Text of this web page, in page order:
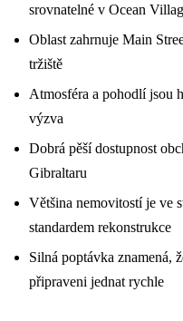
srovnatelné v Ocean
Oblast zahrnuje Main
tržiště
Atmosféra a pohodlí jsou
výzva
Dobrá pěší dostupnost
Gibraltaru
Většina nemovitostí je ve
standardem rekonstrukce
Silná poptávka znamená,
připraveni jednat rychle